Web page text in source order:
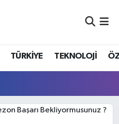
TÜRKİYE TEKNOLOJİ